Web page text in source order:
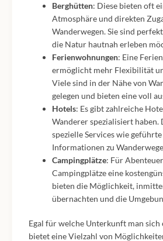
Berghütten: Diese bieten oft
Atmosphäre und direkten
Wanderwegen. Sie sind
die Natur hautnah erleben
Ferienwohnungen: Eine
ermöglicht mehr Flexibilität
Viele sind in der Nähe von
gelegen und bieten eine voll
Hotels: Es gibt zahlreiche
Wanderer spezialisiert haben.
spezielle Services wie
Informationen zu
Campingplätze: Für
Campingplätze eine
bieten die Möglichkeit,
übernachten und die
Egal für welche Unterkunft man sich
bietet eine Vielzahl von